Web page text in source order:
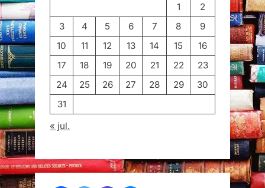
1
2
3
4 5 6 7 8
9
10
11 12 13 14 15
16
17
18 19 20 21 22
23
24
25 26 27 28 29
30
31
« jul.